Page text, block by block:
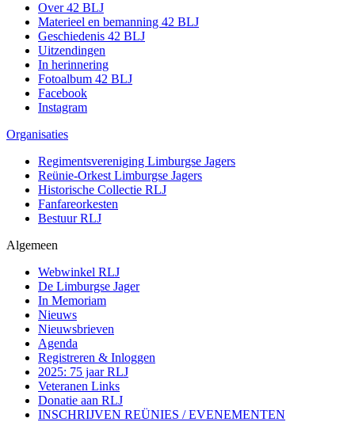
Over 42 BLJ
Materieel en bemanning 42 BLJ
Geschiedenis 42 BLJ
Uitzendingen
In herinnering
Fotoalbum 42 BLJ
Facebook
Instagram
Organisaties
Regimentsvereniging Limburgse Jagers
Reünie-Orkest Limburgse Jagers
Historische Collectie RLJ
Fanfareorkesten
Bestuur RLJ
Algemeen
Webwinkel RLJ
De Limburgse Jager
In Memoriam
Nieuws
Nieuwsbrieven
Agenda
Registreren & Inloggen
2025: 75 jaar RLJ
Veteranen Links
Donatie aan RLJ
INSCHRIJVEN REÜNIES / EVENEMENTEN